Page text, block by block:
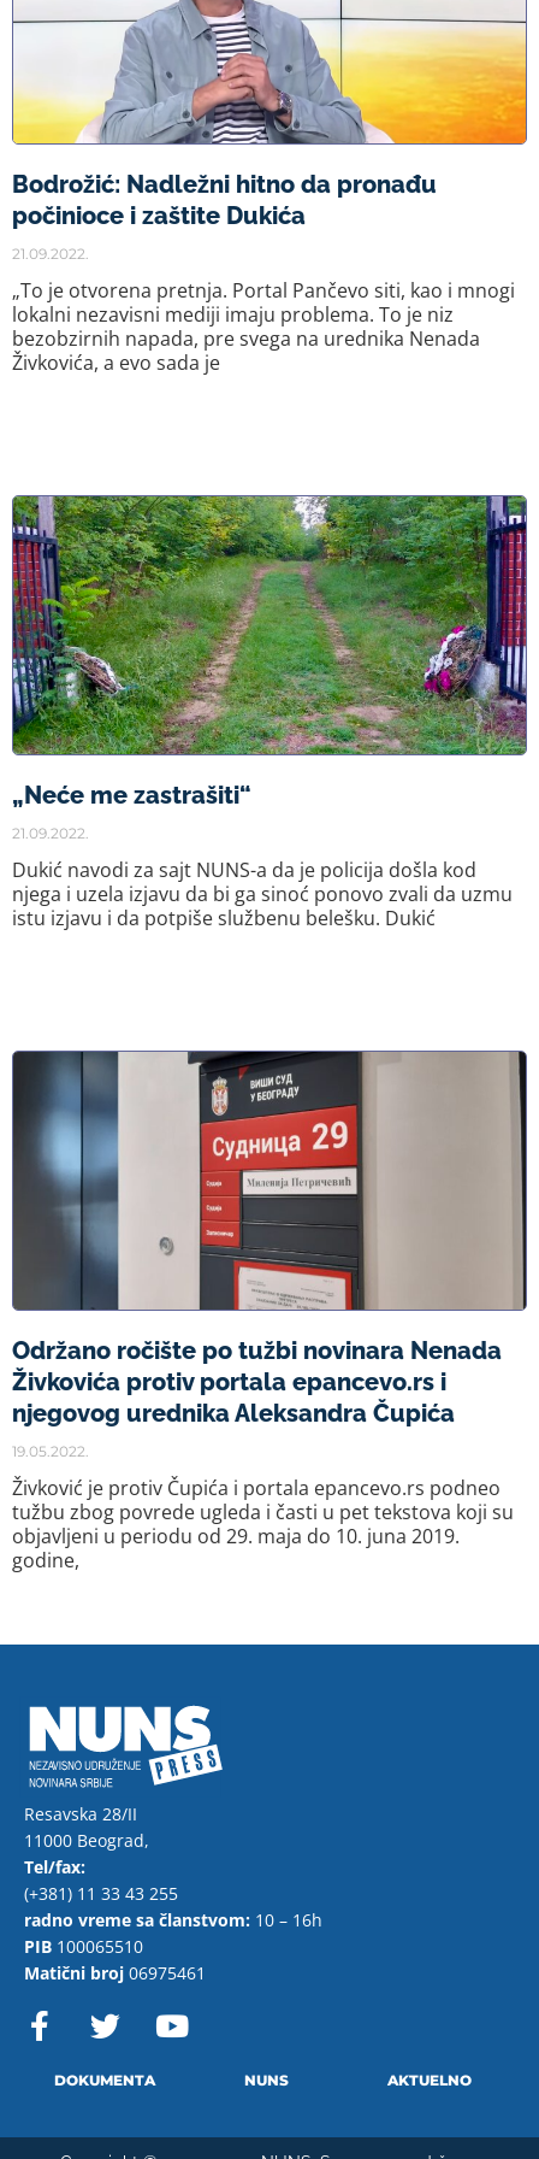
Bodrožić: Nadležni hitno da pronađu
počinioce i zaštite Dukića
21.09.2022.
„To je otvorena pretnja. Portal Pančevo siti, kao i mnogi
lokalni nezavisni mediji imaju problema. To je niz
bezobzirnih napada, pre svega na urednika Nenada
Živkovića, a evo sada je
„Neće me zastrašiti“
21.09.2022.
Dukić navodi za sajt NUNS-a da je policija došla kod
njega i uzela izjavu da bi ga sinoć ponovo zvali da uzmu
istu izjavu i da potpiše službenu belešku. Dukić
Održano ročište po tužbi novinara Nenada
Živkovića protiv portala epancevo.rs i
njegovog urednika Aleksandra Čupića
19.05.2022.
Živković je protiv Čupića i portala epancevo.rs podneo
tužbu zbog povrede ugleda i časti u pet tekstova koji su
objavljeni u periodu od 29. maja do 10. juna 2019.
godine,
Resavska 28/II
11000 Beograd,
Tel/fax:
(+381) 11 33 43 255
radno vreme sa članstvom: 10 – 16h
PIB 100065510
Matični broj 06975461
F
a
o
w
t
e
o
b
DOKUMENTA NUNS AKTUELNO